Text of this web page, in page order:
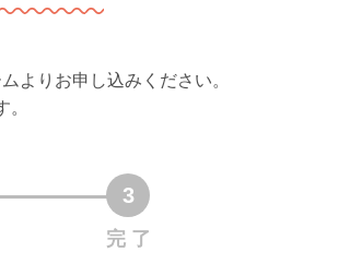
よりお申し込みください。
完 了